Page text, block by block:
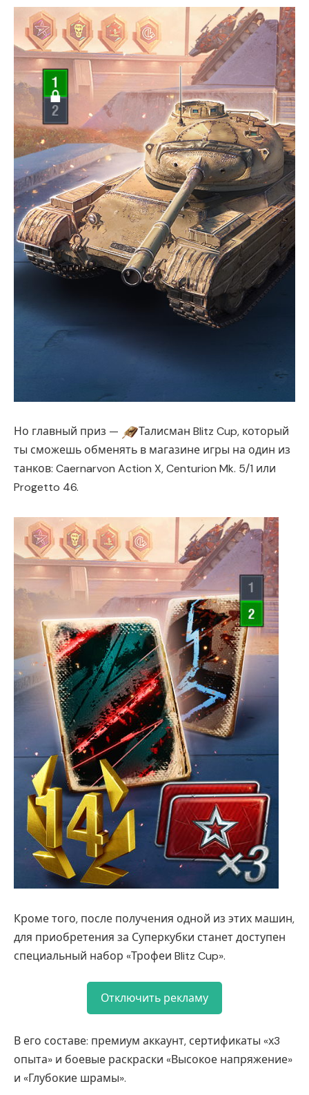
Но главный приз —
Талисман Blitz Cup, который
ты сможешь обменять в магазине игры на один из
танков: Caernarvon Action X, Centurion Mk. 5/1 или
Progetto 46.
Кроме того, после получения одной из этих машин,
для приобретения за Суперкубки станет доступен
специальный набор «Трофеи Blitz Cup».
Отключить рекламу
В его составе: премиум аккаунт, сертификаты «х3
опыта» и боевые раскраски «Высокое напряжение»
и «Глубокие шрамы».